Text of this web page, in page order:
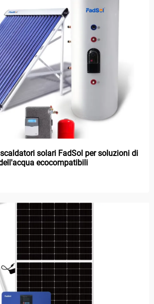
solari FadSol per soluzioni di
ecocompatibili